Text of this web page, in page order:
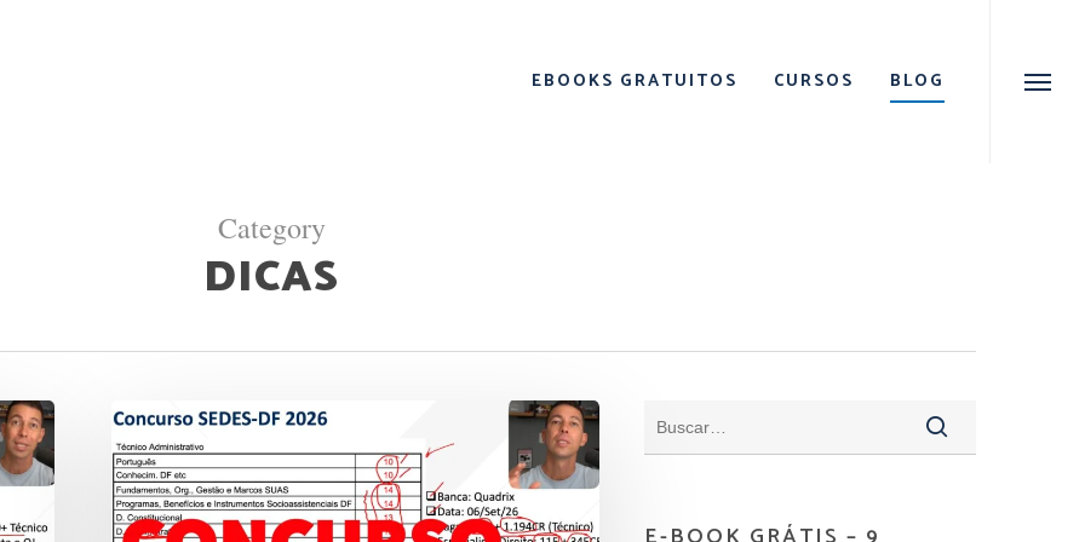
EBOOKS GRATUITOS CURSOS BLOG Menu
Category
DICAS